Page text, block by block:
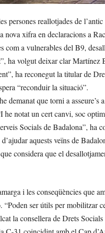
persones reallotjades de
xifra en declaracions a
com a vulnerables del B9,
ha volgut deixar clar Martínez
ha reconegut la titular de
“reconduir la situació”.
demanat que torni a
he notat un cert canvi, soc
Socials de Badalona”, ha
aquests veïns de
considera que el
i les conseqüències que
ser útils per mobilitzar
la consellera de Drets